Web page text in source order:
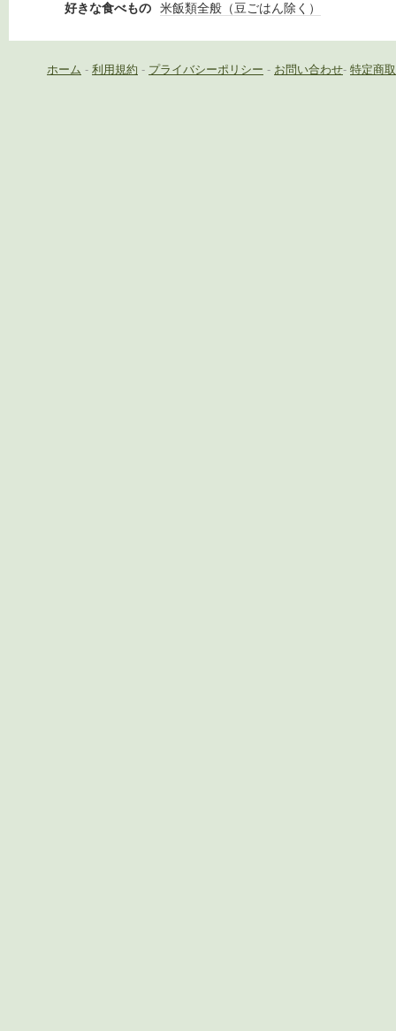
好きな食べもの 米飯類全般（豆ごはん除く）
ホーム - 利用規約 - プライバシーポリシー - お問い合わせ- 特定商